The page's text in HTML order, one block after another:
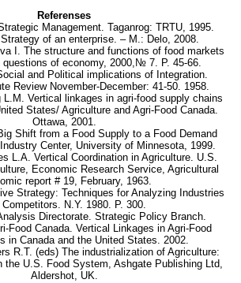
Referenses
Management. Taganrog: TRTU, 1995.
of an enterprise. – М.: Delo, 2008.
I. The structure and functions of food markets
of economy, 2000,№ 7. P. 45-66.
and Political implications of Integration.
Review November-December: 41-50. 1958.
Vertical linkages in agri-food supply chains
States/ Agriculture and Agri-Food Canada.
Ottawa, 2001.
Shift from a Food Supply to a Food Demand
Center, University of Minnesota, 1999.
L.A. Vertical Coordination in Agriculture. U.S.
Economic Research Service, Agricultural
report # 19, February, 1963.
Strategy: Techniques for Analyzing Industries
Competitors. N.Y. 1980. P. 300.
Directorate. Strategic Policy Branch.
Food Canada. Vertical Linkages in Agri-Food
in Canada and the United States. 2002.
R.T. (eds) The industrialization of Agriculture:
the U.S. Food System, Ashgate Publishing Ltd,
Aldershot, UK.